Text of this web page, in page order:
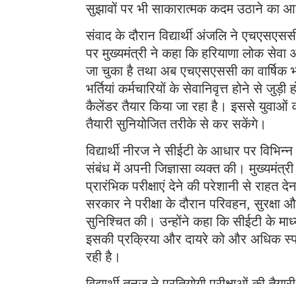
सुझावों पर भी साकारात्मक कदम उठाने का
संवाद के दौरान विद्यार्थी अंजलि ने
पर मुख्यमंत्री ने कहा कि हरियाणा लोक सेवा
जा चुका है तथा अब एचएसएससी का वार्षिक
भर्तियां कर्मचारियों के सेवानिवृत्त होने से
कैलेंडर तैयार किया जा रहा है। इससे युवाओं
तैयारी सुनियोजित तरीके से कर सकेंगे।
विद्यार्थी नीरज ने सीईटी के आधार पर
संबंध में अपनी जिज्ञासा व्यक्त की।
प्रारंभिक परीक्षाएं देने की परेशानी से राहत
सरकार ने परीक्षा के दौरान परिवहन,
सुनिश्चित की। उन्होंने कहा कि सीईटी के
इसकी प्रक्रिया और दायरे को और अधिक
रही है।